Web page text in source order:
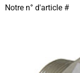
Notre n° d'article #